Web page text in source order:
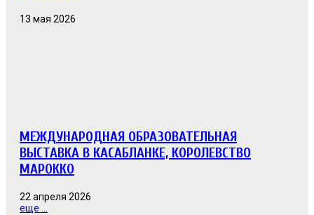
13 мая 2026
МЕЖДУНАРОДНАЯ ОБРАЗОВАТЕЛЬНАЯ
ВЫСТАВКА В КАСАБЛАНКЕ, КОРОЛЕВСТВО
МАРОККО
22 апреля 2026
еще ...